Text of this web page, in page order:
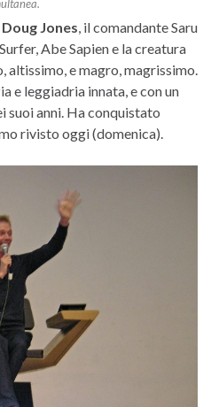
Doug Jones, il comandante Saru
Abe Sapien e la creatura
altissimo, e magro, magrissimo.
e leggiadria innata, e con un
suoi anni. Ha conquistato
rivisto oggi (domenica).